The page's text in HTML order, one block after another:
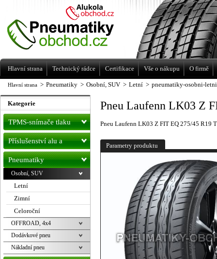
Hlavní strana > Pneumatiky > Osobní, SUV > Letní > pneumatiky-osobni-
Pneu Laufenn LK03 Z
Pneu Laufenn LK03 Z FIT EQ 275/45 R19
Parametry produktu
Kategorie
TPMS-snímače tlaku
Příslušenství alu a
pneu
Pneumatiky
Osobní, SUV
Letní
Zimní
Celoroční
OFFROAD, 4x4
Dodávkové pneu
Nákladní pneu
Levné pneumatiky letní, zimní, Alu kola
a litá kola Racing Line
Hlavní strana Technický rádce Certifikace Vše o nákupu O firmě